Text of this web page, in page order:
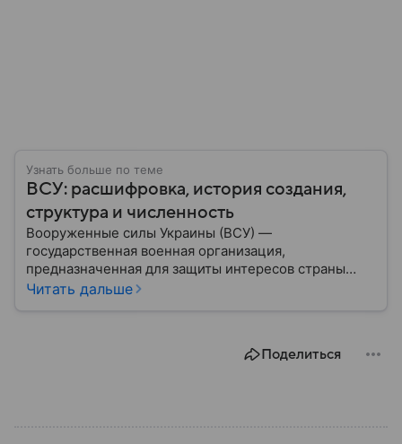
Узнать больше по теме
ВСУ: расшифровка, история создания,
структура и численность
Вооруженные силы Украины (ВСУ) —
государственная военная организация,
предназначенная для защиты интересов страны
военным путем. Была создана после
Читать дальше
Поделиться